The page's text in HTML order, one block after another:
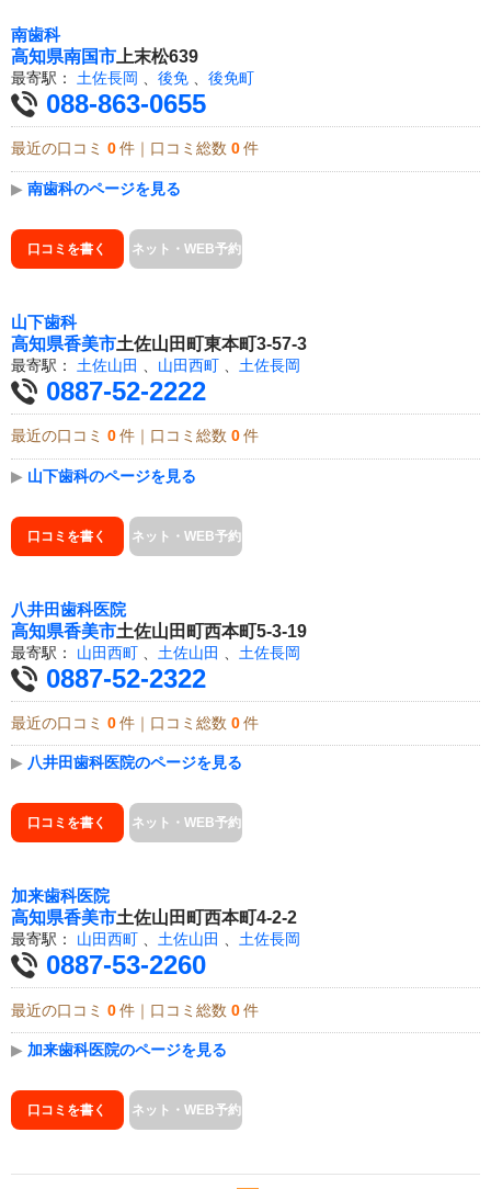
南歯科
高知県南国市 上末松639
最寄駅： 土佐長岡 後免 後免町
088-863-0655
最近の口コミ 0 件｜口コミ総数 0 件
▶ 南歯科のページを見る
口コミを書く ネット・WEB予約
山下歯科
高知県香美市土佐山田町東本町3-57-3
最寄駅： 土佐山田 山田西町 土佐長岡
0887-52-2222
最近の口コミ 0 件｜口コミ総数 0 件
▶ 山下歯科のページを見る
口コミを書く ネット・WEB予約
八井田歯科医院
高知県香美市土佐山田町西本町5-3-19
最寄駅： 山田西町 土佐山田 土佐長岡
0887-52-2322
最近の口コミ 0 件｜口コミ総数 0 件
▶ 八井田歯科医院のページを見る
口コミを書く ネット・WEB予約
加来歯科医院
高知県香美市土佐山田町西本町4-2-2
最寄駅： 山田西町 、 土佐山田 、 土佐長岡
0887-53-2260
最近の口コミ 0 件｜口コミ総数 0 件
▶ 加来歯科医院のページを見る
口コミを書く ネット・WEB予約